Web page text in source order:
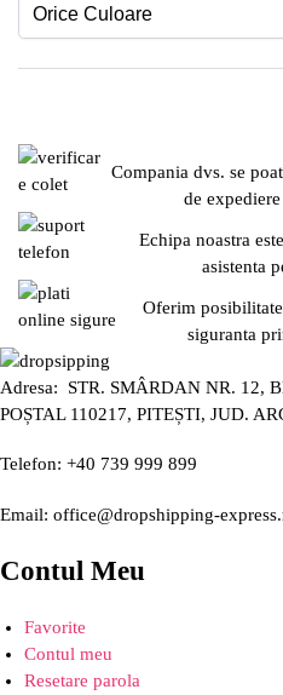
Compania dvs. se
de
Echipa noastra
asistenta
Oferim
siguranta
Adresa: STR. SMÂRDAN NR. 12,
POȘTAL 110217, PITEȘTI, JUD.
Telefon: +40 739 999 899
Email: office@dropshipping-
Contul Meu
Favorite
Contul meu
Resetare parola